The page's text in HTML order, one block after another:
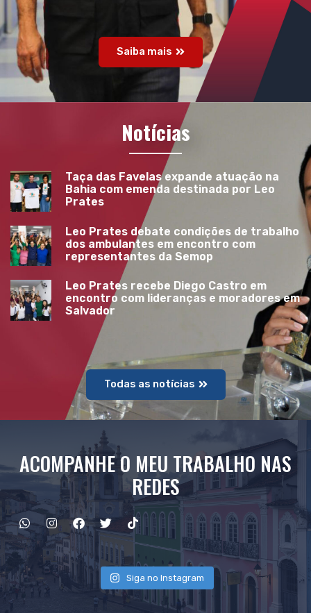
Saiba mais
Notícias
Taça das Favelas expande atuação na
Bahia com emenda destinada por Leo
Prates
Leo Prates debate condições de trabalho
dos ambulantes em encontro com
representantes da Semop
Leo Prates recebe Diego Castro em
encontro com lideranças e moradores em
Salvador
Todas as notícias
ACOMPANHE O MEU TRABALHO NAS
REDES
Siga no Instagram